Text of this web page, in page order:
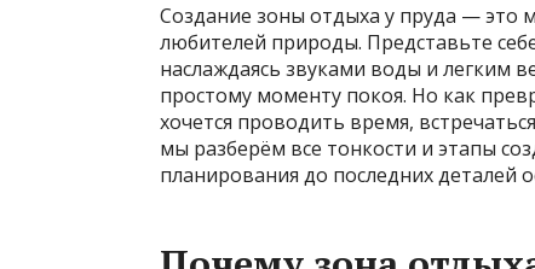
Создание зоны отдыха у пруда — это
любителей природы. Представьте
наслаждаясь звуками воды и легким
простому моменту покоя. Но как
хочется проводить время,
мы разберём все тонкости и этапы
планирования до последних деталей